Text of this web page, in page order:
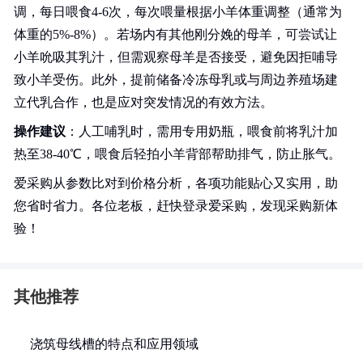
调，每日喂食4-6次，每次喂量根据小羊体重调整（通常为
体重的5%-8%）。若场内有其他刚分娩的母羊，可尝试让
小羊吮吸其乳汁，但需观察母羊是否接受，避免因拒哺导
致小羊受伤。此外，提前储备冷冻母乳或与周边养殖场建
立代乳合作，也是应对突发情况的有效方法。
操作建议 ：人工哺乳时，需用专用奶瓶，喂食前将乳汁加
热至38-40℃，喂食后轻拍小羊背部帮助排气，防止胀气。
爱采购从参数比对到价格分析，各项功能贴心又实用，助
您省时省力。各位老板，赶快登录爱采购，发现采购新体
验！
其他推荐
浇筑母线槽的特点和应用领域